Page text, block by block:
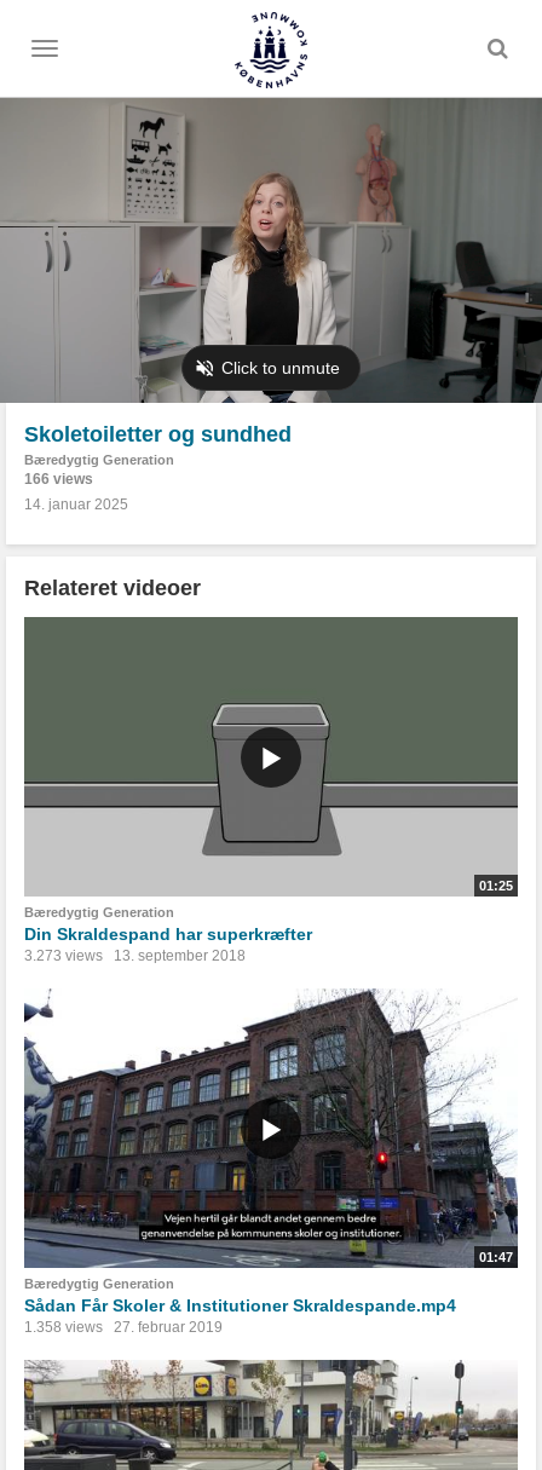
Toggle
Skoletoiletter og sundhed
Bæredygtig Generation
166 views
14. januar 2025
Relateret videoer
01:25
Bæredygtig Generation
Din Skraldespand har superkræfter
3.273 views 13. september 2018
01:47
Bæredygtig Generation
Sådan Får Skoler & Institutioner Skraldespande.mp4
1.358 views 27. februar 2019